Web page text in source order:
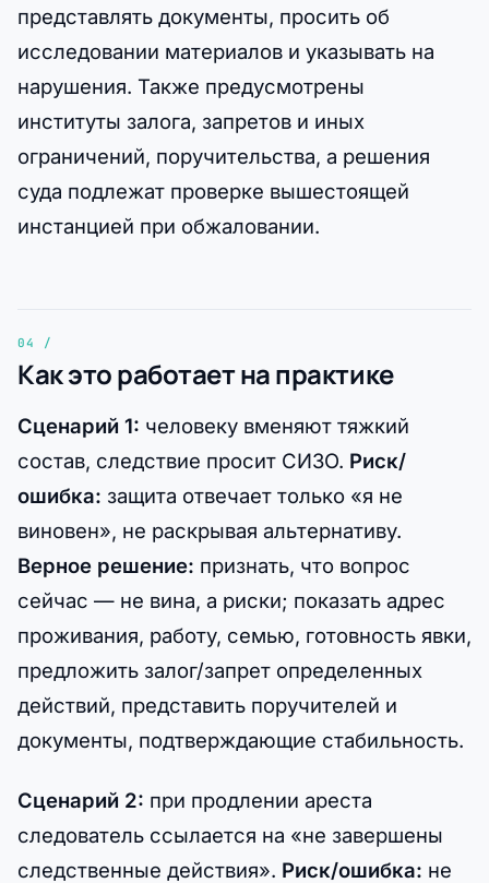
представлять документы, просить об
исследовании материалов и указывать на
нарушения. Также предусмотрены
институты залога, запретов и иных
ограничений, поручительства, а решения
суда подлежат проверке вышестоящей
инстанцией при обжаловании.
Как это работает на практике
Сценарий 1: человеку вменяют тяжкий
состав, следствие просит СИЗО. Риск/
ошибка: защита отвечает только «я не
виновен», не раскрывая альтернативу.
Верное решение: признать, что вопрос
сейчас — не вина, а риски; показать адрес
проживания, работу, семью, готовность явки,
предложить залог/запрет определенных
действий, представить поручителей и
документы, подтверждающие стабильность.
Сценарий 2: при продлении ареста
следователь ссылается на «не завершены
следственные действия». Риск/ошибка: не